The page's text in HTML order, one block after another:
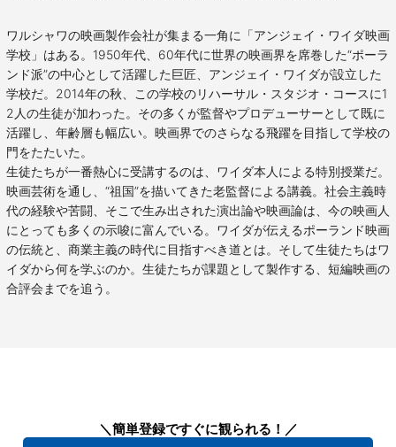
ワルシャワの映画製作会社が集まる一角に「アンジェイ・ワイダ映画
学校」はある。1950年代、60年代に世界の映画界を席巻した“ポーラ
ンド派”の中心として活躍した巨匠、アンジェイ・ワイダが設立した
学校だ。2014年の秋、この学校のリハーサル・スタジオ・コースに1
2人の生徒が加わった。その多くが監督やプロデューサーとして既に
活躍し、年齢層も幅広い。映画界でのさらなる飛躍を目指して学校の
門をたたいた。
生徒たちが一番熱心に受講するのは、ワイダ本人による特別授業だ。
映画芸術を通し、“祖国”を描いてきた老監督による講義。社会主義時
代の経験や苦闘、そこで生み出された演出論や映画論は、今の映画人
にとっても多くの示唆に富んでいる。ワイダが伝えるポーランド映画
の伝統と、商業主義の時代に目指すべき道とは。そして生徒たちはワ
イダから何を学ぶのか。生徒たちが課題として製作する、短編映画の
合評会までを追う。
＼簡単登録ですぐに観られる！／